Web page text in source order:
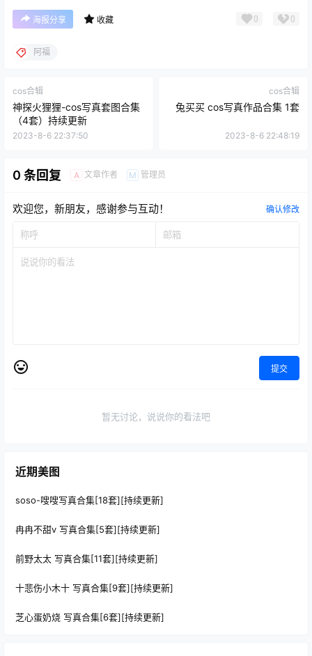
海报分享 收藏 0 0
阿福
cos合辑
神探火狸狸-cos写真套图合集
（4套）持续更新
2023-8-6 22:37:50
cos合辑
兔买买 cos写真作品合集 1套
2023-8-6 22:48:19
0 条回复 A 文章作者 M 管理员
欢迎您，新朋友，感谢参与互动！ 确认修改
提交
暂无讨论，说说你的看法吧
近期美图
soso-嗖嗖写真合集[18套][持续更新]
冉冉不甜v 写真合集[5套][持续更新]
前野太太 写真合集[11套][持续更新]
十悲伤小木十 写真合集[9套][持续更新]
芝心蛋奶烧 写真合集[6套][持续更新]